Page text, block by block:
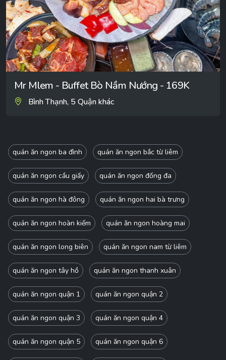
Mr Mlem - Buffet Bò Nầm Nướng - 169K
Bình Thạnh, 5 Quận khác
quán ăn ngon ba đình quán ăn ngon bắc từ liêm
quán ăn ngon cầu giấy quán ăn ngon đống đa
quán ăn ngon hà đông quán ăn ngon hai bà trưng
quán ăn ngon hoàn kiếm quán ăn ngon hoàng mai
quán ăn ngon long biên quán ăn ngon nam từ liêm
quán ăn ngon tây hồ quán ăn ngon thanh xuân
quán ăn ngon quận 1 quán ăn ngon quận 2
quán ăn ngon quận 3 quán ăn ngon quận 4
quán ăn ngon quận 5 quán ăn ngon quận 6